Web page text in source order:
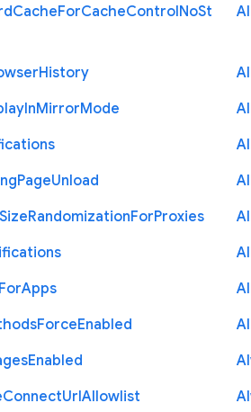
CacheForCacheControlNoSt
History
InMirrorMode
PageUnload
SizeRandomizationForProxies
ForApps
ForceEnabled
Enabled
ConnectUrlAllowlist